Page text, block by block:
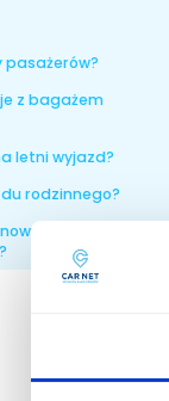
z bagażem
letni wyjazd?
rodzinnego?
samochodów